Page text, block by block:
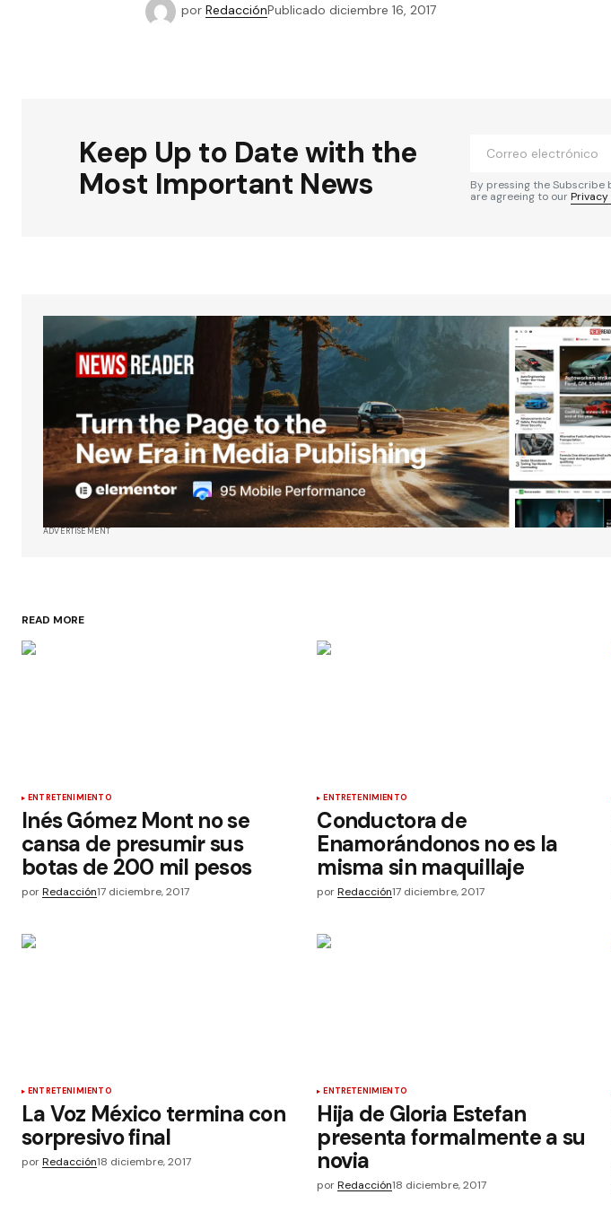
por RedacciónPublicado diciembre 16, 2017
Keep Up to Date with the
Most Important News
By pressing the Subscribe
are agreeing to ourPrivacy
ADVERTISEMENT
READ MORE
ENTRETENIMIENTO
Inés Gómez Mont no se
cansa de presumir sus
botas de 200 mil pesos
porRedacción17 diciembre, 2017
ENTRETENIMIENTO
Conductora de
Enamorándonos no es la
misma sin maquillaje
por Redacción17 diciembre, 2017
ENTRETENIMIENTO
La Voz México termina con
sorpresivo final
porRedacción18 diciembre, 2017
ENTRETENIMIENTO
Hija de Gloria Estefan
presenta formalmente a su
novia
por Redacción18 diciembre, 2017